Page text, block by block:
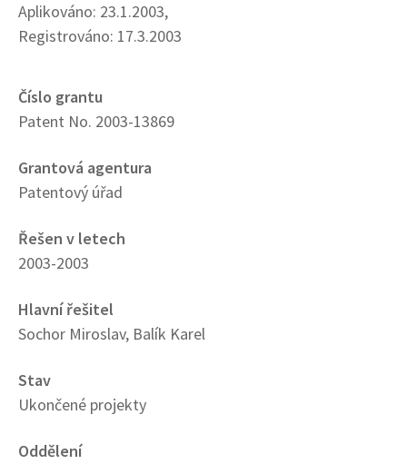
Aplikováno: 23.1.2003,
Registrováno: 17.3.2003
Číslo grantu
Patent No. 2003-13869
Grantová agentura
Patentový úřad
Řešen v letech
2003-2003
Hlavní řešitel
Sochor Miroslav, Balík Karel
Stav
Ukončené projekty
Oddělení